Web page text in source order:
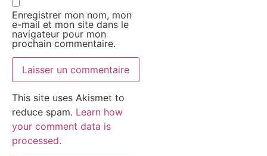
Enregistrer mon nom, mon
e-mail et mon site dans le
navigateur pour mon
prochain commentaire.
This site uses Akismet to
reduce spam. Learn how
your comment data is
processed.